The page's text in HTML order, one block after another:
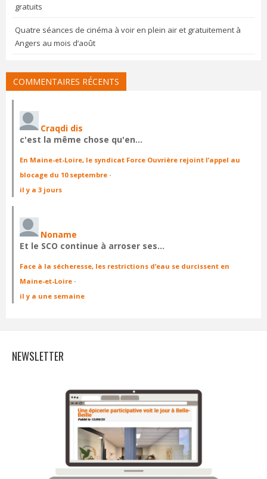
gratuits
Quatre séances de cinéma à voir en plein air et gratuitement à
Angers au mois d’août
COMMENTAIRES RÉCENTS
Craqdi dis
c'est la même chose qu'en…
En Maine-et-Loire, le syndicat Force Ouvrière rejoint l’appel au
blocage du 10 septembre ·
il y a 3 jours
Noname
Et le SCO continue à arroser ses…
Face à la sécheresse, les restrictions d’eau se durcissent en
Maine-et-Loire ·
il y a une semaine
NEWSLETTER